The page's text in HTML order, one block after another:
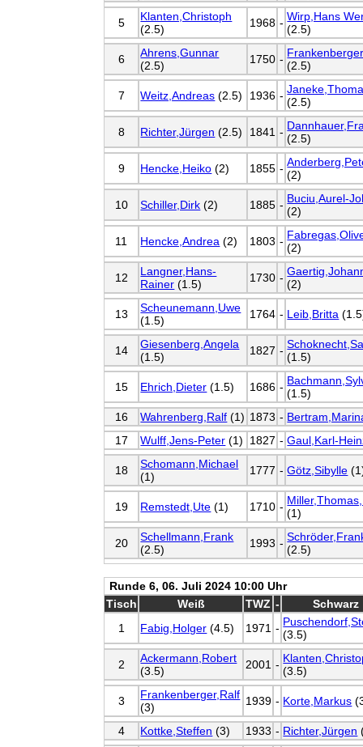
5
Klanten,Christoph
(2.5)
1968 - Wirp,Hans
(2.5)
6
Ahrens,Gunnar
(2.5)
1750 - (2.5)
7 Weitz,Andreas (2.5) 1936 - (2.5)
8 Richter,Jürgen (2.5) 1841 - (2.5)
9 Hencke,Heiko (2) 1855 - (2)
10 Schiller,Dirk (2) 1885 - Buciu,Aurel-
(2)
11 Hencke,Andrea (2) 1803 - (2)
12
Langner,Hans-
Rainer (1.5) 1730 - (2)
13
Scheunemann,Uwe
(1.5)
1764 - Leib,Britta
14
Giesenberg,Angela
(1.5)
1827 - (1.5)
15 Ehrich,Dieter (1.5) 1686 - (1.5)
16
Wahrenberg,Ralf (1) 1873 -
17
Wulff,Jens-Peter (1) 1827 - Gaul,Karl-
18
Schomann,Michael
(1)
1777 - Götz,Sibylle
19 Remstedt,Ute (1) 1710 - (1)
20
Schellmann,Frank
(2.5)
1993 - (2.5)
Runde 6, 06. Juli 2024 10:00 Uhr
Tisch
Weiß TWZ -
Schwarz
1
Fabig,Holger (4.5) 1971 - (3.5)
2
Ackermann,Robert
(3.5)
2001 - (3.5)
3
Frankenberger,Ralf
(3)
1939 - Korte,Markus
4 Kottke,Steffen (3) 1933 - Richter,Jürgen